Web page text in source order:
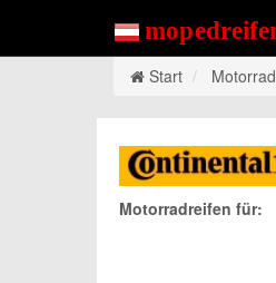
Start Motorrad
Motorradreifen für: